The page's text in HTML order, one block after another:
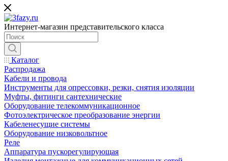
Интернет-магазин представительского класса
Каталог
Распродажа
Кабели и провода
Инструменты для опрессовки, резки, снятия изоляции
Муфты, фитинги сантехнические
Оборудование телекоммуникационное
Фотоэлектрическое преобразование энергии
Кабеленесущие системы
Оборудование низковольтное
Реле
Аппаратура пускорегулирующая